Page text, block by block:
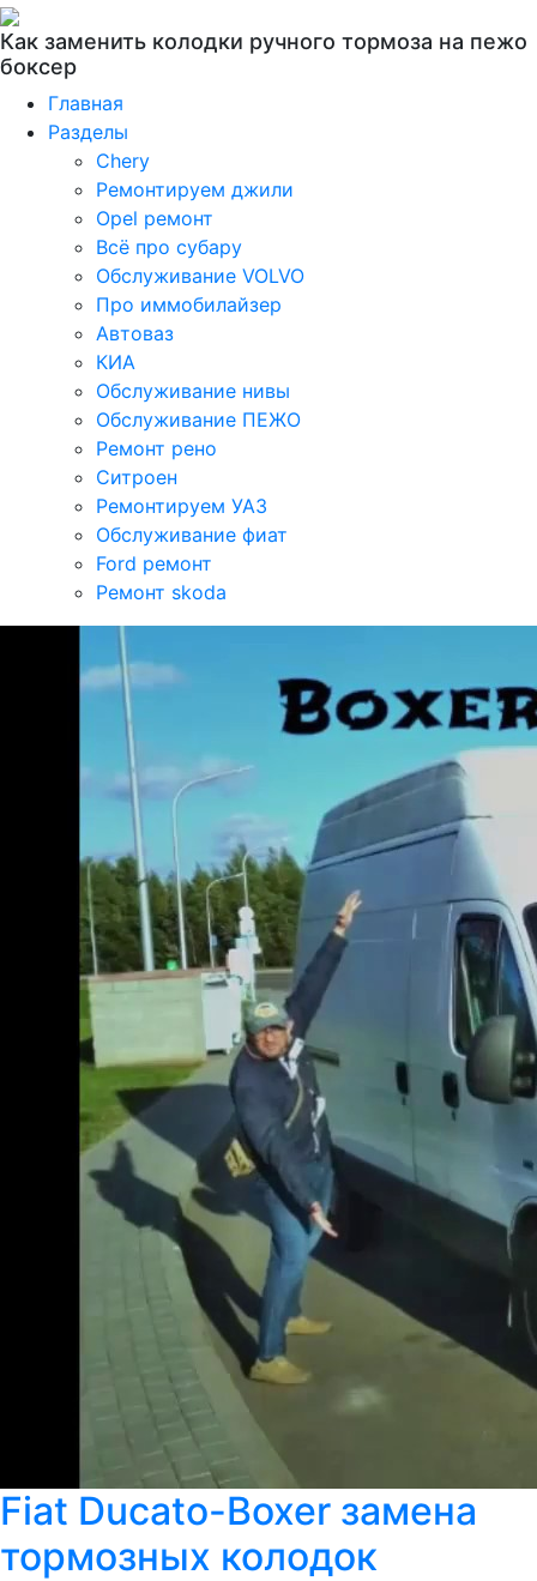
Как заменить колодки ручного тормоза на пежо
боксер
Главная
Разделы
Chery
Ремонтируем джили
Opel ремонт
Всё про субару
Обслуживание VOLVO
Про иммобилайзер
Автоваз
КИА
Обслуживание нивы
Обслуживание ПЕЖО
Ремонт рено
Ситроен
Ремонтируем УАЗ
Обслуживание фиат
Ford ремонт
Ремонт skoda
Fiat Ducato-Boxer замена
тормозных колодок